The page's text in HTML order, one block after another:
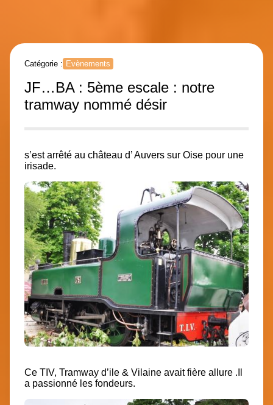
Catégorie : Evènements
JF…BA : 5ème escale : notre
tramway nommé désir
s’est arrêté au château d’ Auvers sur Oise pour une
irisade.
Ce TIV, Tramway d’ile & Vilaine avait fière allure .Il
a passionné les fondeurs.